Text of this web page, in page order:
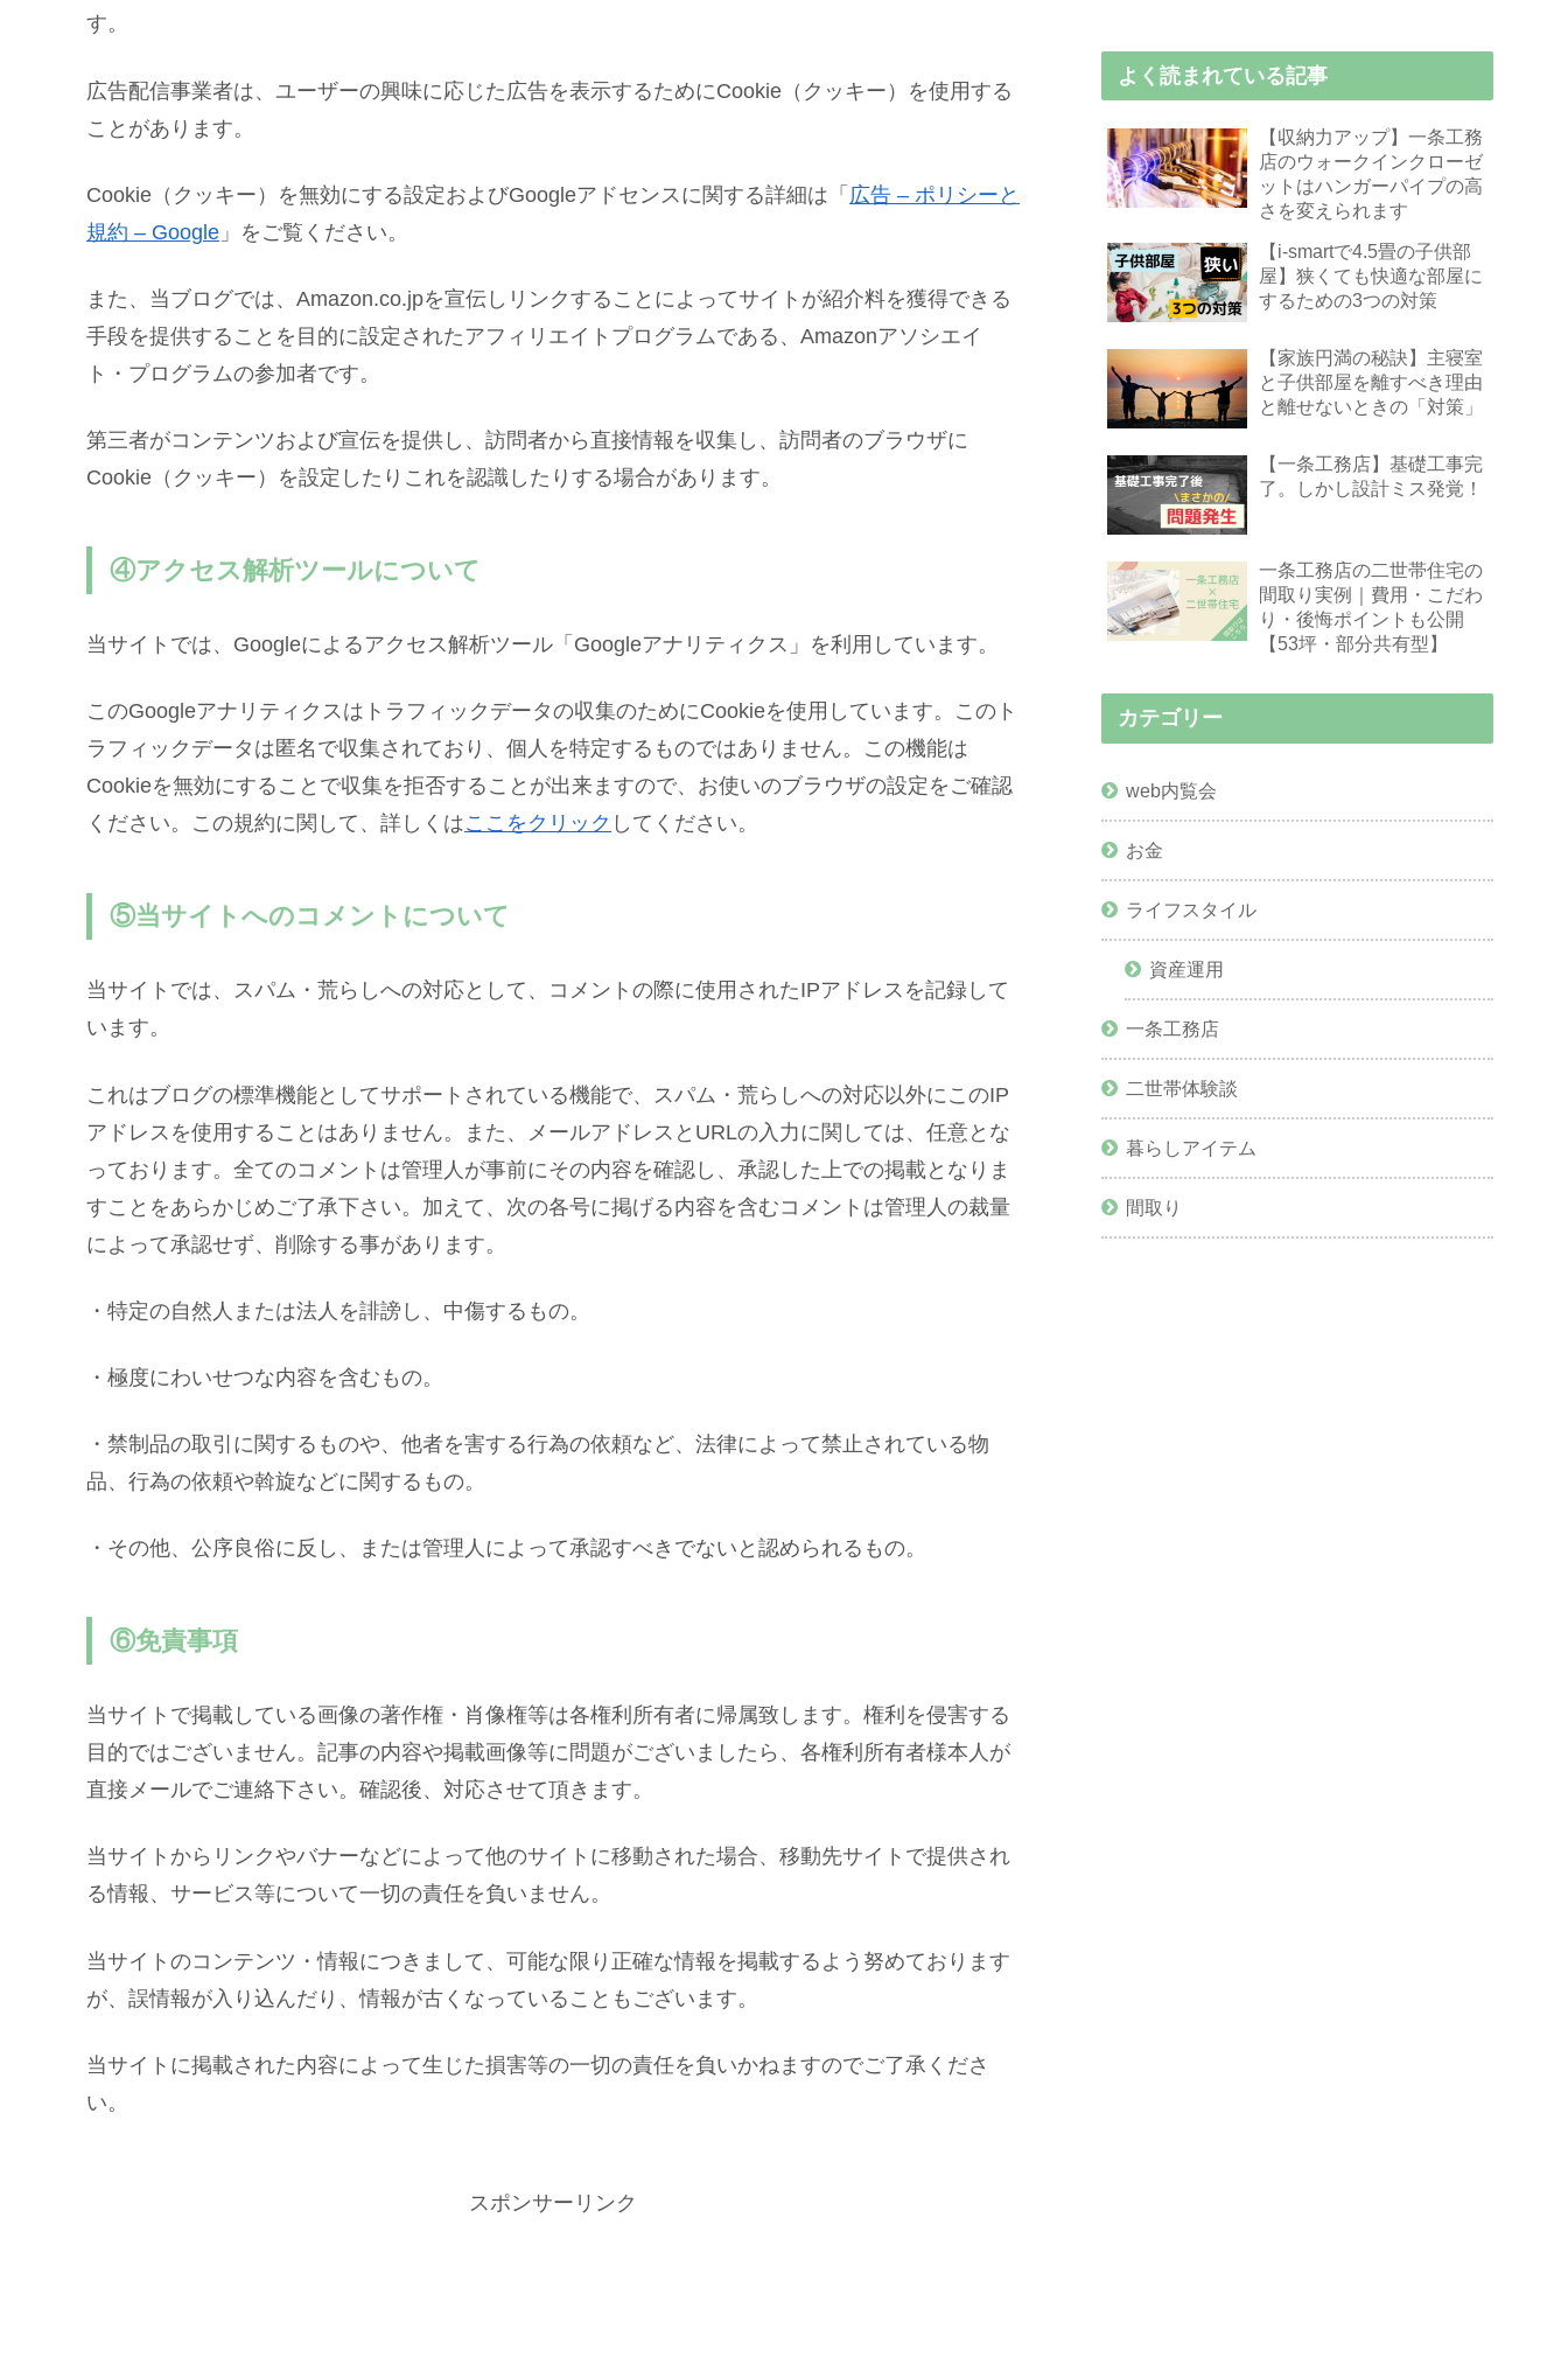
す。
広告配信事業者は、ユーザーの興味に応じた広告を表示するためにCookie（クッキー）を使用する
ことがあります。
Cookie（クッキー）を無効にする設定およびGoogleアドセンスに関する詳細は「 広告 – ポリシーと
規約 – Google 」をご覧ください。
また、当ブログでは、Amazon.co.jpを宣伝しリンクすることによってサイトが紹介料を獲得できる
手段を提供することを目的に設定されたアフィリエイトプログラムである、Amazonアソシエイ
ト・プログラムの参加者です。
第三者がコンテンツおよび宣伝を提供し、訪問者から直接情報を収集し、訪問者のブラウザに
Cookie（クッキー）を設定したりこれを認識したりする場合があります。
④アクセス解析ツールについて
当サイトでは、Googleによるアクセス解析ツール「Googleアナリティクス」を利用しています。
このGoogleアナリティクスはトラフィックデータの収集のためにCookieを使用しています。このト
ラフィックデータは匿名で収集されており、個人を特定するものではありません。この機能は
Cookieを無効にすることで収集を拒否することが出来ますので、お使いのブラウザの設定をご確認
ください。この規約に関して、詳しくはここをクリック してください。
⑤当サイトへのコメントについて
当サイトでは、スパム・荒らしへの対応として、コメントの際に使用されたIPアドレスを記録して
います。
これはブログの標準機能としてサポートされている機能で、スパム・荒らしへの対応以外にこのIP
アドレスを使用することはありません。また、メールアドレスとURLの入力に関しては、任意とな
っております。全てのコメントは管理人が事前にその内容を確認し、承認した上での掲載となりま
すことをあらかじめご了承下さい。加えて、次の各号に掲げる内容を含むコメントは管理人の裁量
によって承認せず、削除する事があります。
・特定の自然人または法人を誹謗し、中傷するもの。
・極度にわいせつな内容を含むもの。
・禁制品の取引に関するものや、他者を害する行為の依頼など、法律によって禁止されている物
品、行為の依頼や斡旋などに関するもの。
・その他、公序良俗に反し、または管理人によって承認すべきでないと認められるもの。
⑥免責事項
当サイトで掲載している画像の著作権・肖像権等は各権利所有者に帰属致します。権利を侵害する
目的ではございません。記事の内容や掲載画像等に問題がございましたら、各権利所有者様本人が
直接メールでご連絡下さい。確認後、対応させて頂きます。
当サイトからリンクやバナーなどによって他のサイトに移動された場合、移動先サイトで提供され
る情報、サービス等について一切の責任を負いません。
当サイトのコンテンツ・情報につきまして、可能な限り正確な情報を掲載するよう努めております
が、誤情報が入り込んだり、情報が古くなっていることもございます。
当サイトに掲載された内容によって生じた損害等の一切の責任を負いかねますのでご了承くださ
い。
スポンサーリンク
よく読まれている記事
【収納力アップ】一条工務
店のウォークインクローゼ
ットはハンガーパイプの高
さを変えられます
【i-smartで4.5畳の子供部
屋】狭くても快適な部屋に
するための3つの対策
【家族円満の秘訣】主寝室
と子供部屋を離すべき理由
と離せないときの「対策」
【一条工務店】基礎工事完
了。しかし設計ミス発覚！
一条工務店の二世帯住宅の
間取り実例｜費用・こだわ
り・後悔ポイントも公開
【53坪・部分共有型】
カテゴリー
web内覧会
お金
ライフスタイル
資産運用
一条工務店
二世帯体験談
暮らしアイテム
間取り